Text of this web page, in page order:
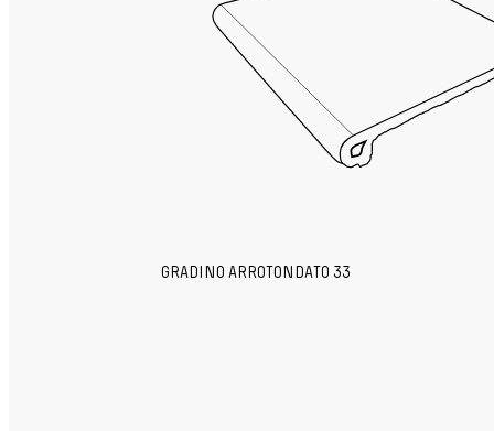
GRADINO ARROTONDATO 33